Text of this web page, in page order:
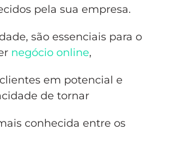
pela sua empresa.
são essenciais para o
negócio online,
em potencial e
de tornar
conhecida entre os